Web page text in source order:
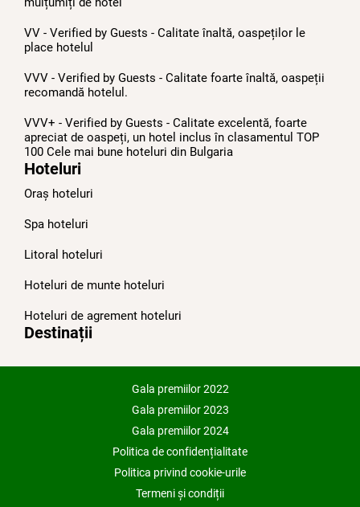
VV - Verified by Guests - Calitate înaltă, oaspeților le
place hotelul
VVV - Verified by Guests - Calitate foarte înaltă, oaspeții
recomandă hotelul.
VVV+ - Verified by Guests - Calitate excelentă, foarte
apreciat de oaspeți, un hotel inclus în clasamentul TOP
100 Cele mai bune hoteluri din Bulgariа
Hoteluri
Oraș hoteluri
Spa hoteluri
Litoral hoteluri
Hoteluri de munte hoteluri
Hoteluri de agrement hoteluri
Destinații
Gala premiilor 2022
Gala premiilor 2023
Gala premiilor 2024
Politica de confidențialitate
Politica privind cookie-urile
Termeni și condiții